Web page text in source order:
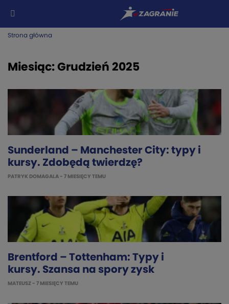
Strona główna
Miesiąc: Grudzień 2025
Sunderland – Manchester City: typy i
kursy. Zdobędą twierdzę?
PATRYK DOMAGALA - 7 MIESIĘCY TEMU
Brentford – Tottenham: Typy i
kursy. Szansa na spory zysk
MATEUSZ - 7 MIESIĘCY TEMU